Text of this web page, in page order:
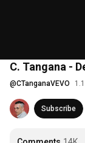
C. Tangana -
@CTanganaVEVO
Subscribe